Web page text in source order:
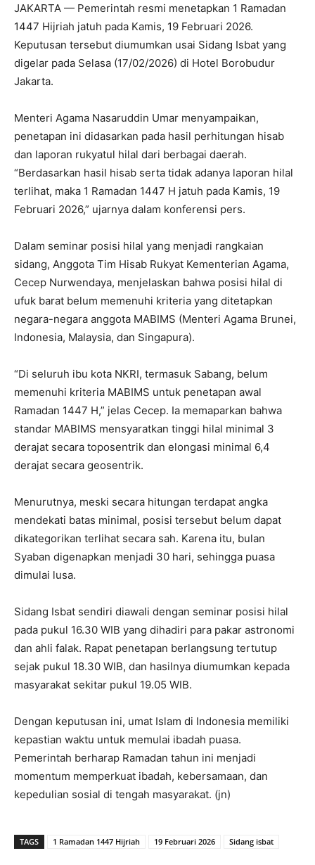
JAKARTA — Pemerintah resmi menetapkan 1 Ramadan
1447 Hijriah jatuh pada Kamis, 19 Februari 2026.
Keputusan tersebut diumumkan usai Sidang Isbat yang
digelar pada Selasa (17/02/2026) di Hotel Borobudur
Jakarta.
Menteri Agama Nasaruddin Umar menyampaikan,
penetapan ini didasarkan pada hasil perhitungan hisab
dan laporan rukyatul hilal dari berbagai daerah.
“Berdasarkan hasil hisab serta tidak adanya laporan hilal
terlihat, maka 1 Ramadan 1447 H jatuh pada Kamis, 19
Februari 2026,” ujarnya dalam konferensi pers.
Dalam seminar posisi hilal yang menjadi rangkaian
sidang, Anggota Tim Hisab Rukyat Kementerian Agama,
Cecep Nurwendaya, menjelaskan bahwa posisi hilal di
ufuk barat belum memenuhi kriteria yang ditetapkan
negara-negara anggota MABIMS (Menteri Agama Brunei,
Indonesia, Malaysia, dan Singapura).
“Di seluruh ibu kota NKRI, termasuk Sabang, belum
memenuhi kriteria MABIMS untuk penetapan awal
Ramadan 1447 H,” jelas Cecep. Ia memaparkan bahwa
standar MABIMS mensyaratkan tinggi hilal minimal 3
derajat secara toposentrik dan elongasi minimal 6,4
derajat secara geosentrik.
Menurutnya, meski secara hitungan terdapat angka
mendekati batas minimal, posisi tersebut belum dapat
dikategorikan terlihat secara sah. Karena itu, bulan
Syaban digenapkan menjadi 30 hari, sehingga puasa
dimulai lusa.
Sidang Isbat sendiri diawali dengan seminar posisi hilal
pada pukul 16.30 WIB yang dihadiri para pakar astronomi
dan ahli falak. Rapat penetapan berlangsung tertutup
sejak pukul 18.30 WIB, dan hasilnya diumumkan kepada
masyarakat sekitar pukul 19.05 WIB.
Dengan keputusan ini, umat Islam di Indonesia memiliki
kepastian waktu untuk memulai ibadah puasa.
Pemerintah berharap Ramadan tahun ini menjadi
momentum memperkuat ibadah, kebersamaan, dan
kepedulian sosial di tengah masyarakat. (jn)
TAGS 1 Ramadan 1447 Hijriah 19 Februari 2026 Sidang isbat